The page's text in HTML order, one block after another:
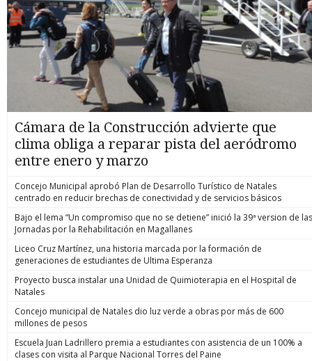
Cámara de la Construcción advierte que
clima obliga a reparar pista del aeródromo
entre enero y marzo
Concejo Municipal aprobó Plan de Desarrollo Turístico de Natales
centrado en reducir brechas de conectividad y de servicios básicos
Bajo el lema “Un compromiso que no se detiene” inició la 39ª version de las
Jornadas por la Rehabilitación en Magallanes
Liceo Cruz Martínez, una historia marcada por la formación de
generaciones de estudiantes de Ultima Esperanza
Proyecto busca instalar una Unidad de Quimioterapia en el Hospital de
Natales
Concejo municipal de Natales dio luz verde a obras por más de 600
millones de pesos
Escuela Juan Ladrillero premia a estudiantes con asistencia de un 100% a
clases con visita al Parque Nacional Torres del Paine